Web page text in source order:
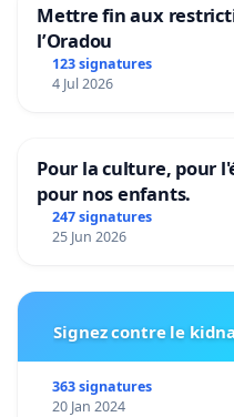
Mettre fin aux
l’Oradou
123 signatures
4 Jul 2026
Pour la culture, pour
pour nos enfants.
247 signatures
25 Jun 2026
Signez contre le
363 signatures
20 Jan 2024